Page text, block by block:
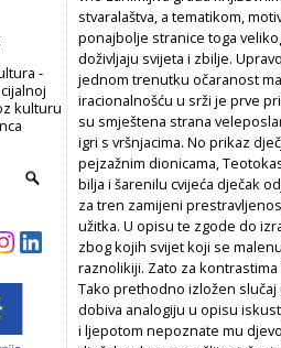
-
kulturu
stvaralaštva, a tematikom,
ponajbolje stranice toga
doživljaju svijeta i zbilje.
jednom trenutku očaranost
iracionalnošću u srži je prve
su smještena strana
igri s vršnjacima. No prikaz
pejzažnim dionicama,
bilja i šarenilu cvijeća dječak
za tren zamijeni
užitka. U opisu te zgode do
zbog kojih svijet koji se
raznolikiji. Zato za
Tako prethodno izložen
dobiva analogiju u opisu
i ljepotom nepoznate mu